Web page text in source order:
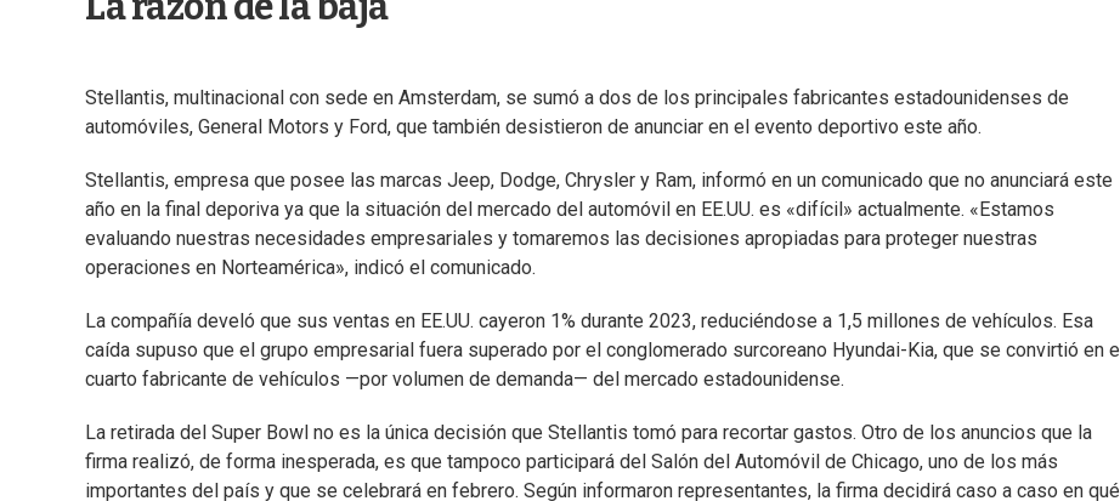
Stellantis, multinacional con sede en Amsterdam, se sumó a dos de los principales fabricantes estadounidenses de
automóviles, General Motors y Ford, que también desistieron de anunciar en el evento deportivo este año.
Stellantis, empresa que posee las marcas Jeep, Dodge, Chrysler y Ram, informó en un comunicado que no anunciará este
año en la final deporiva ya que la situación del mercado del automóvil en EE.UU. es «difícil» actualmente. «Estamos
evaluando nuestras necesidades empresariales y tomaremos las decisiones apropiadas para proteger nuestras
operaciones en Norteamérica», indicó el comunicado.
La compañía develó que sus ventas en EE.UU. cayeron 1% durante 2023, reduciéndose a 1,5 millones de vehículos. Esa
caída supuso que el grupo empresarial fuera superado por el conglomerado surcoreano Hyundai-Kia, que se convirtió en el
cuarto fabricante de vehículos —por volumen de demanda— del mercado estadounidense.
La retirada del Super Bowl no es la única decisión que Stellantis tomó para recortar gastos. Otro de los anuncios que la
firma realizó, de forma inesperada, es que tampoco participará del Salón del Automóvil de Chicago, uno de los más
importantes del país y que se celebrará en febrero. Según informaron representantes, la firma decidirá caso a caso en qué